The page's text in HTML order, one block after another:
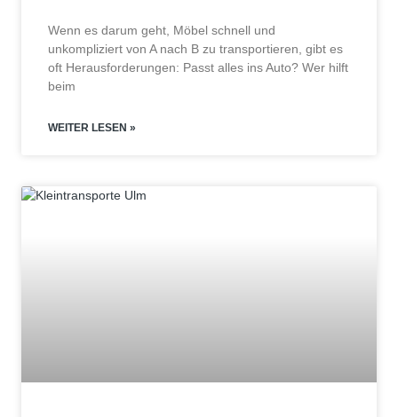
Wenn es darum geht, Möbel schnell und
unkompliziert von A nach B zu transportieren, gibt es
oft Herausforderungen: Passt alles ins Auto? Wer hilft
beim
WEITER LESEN »